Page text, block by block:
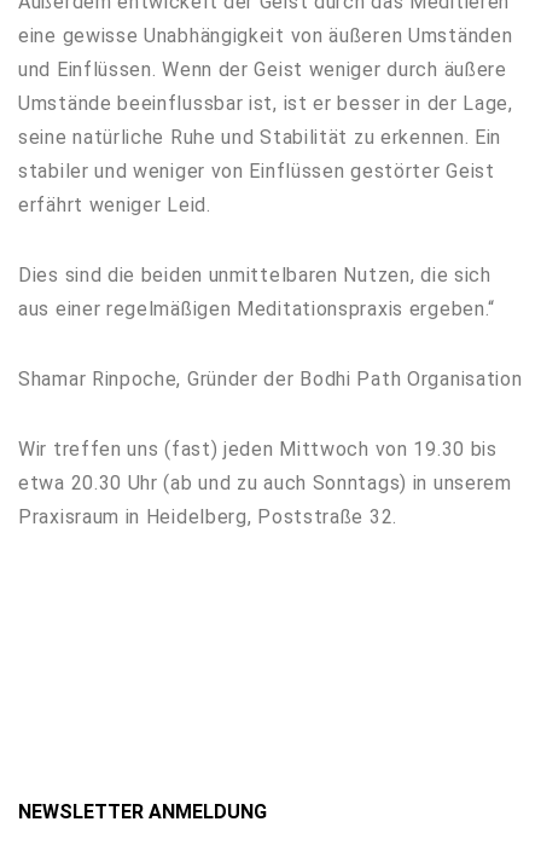
eine gewisse Unabhängigkeit von äußeren Umständen
und Einflüssen. Wenn der Geist weniger durch äußere
Umstände beeinflussbar ist, ist er besser in der Lage,
seine natürliche Ruhe und Stabilität zu erkennen. Ein
stabiler und weniger von Einflüssen gestörter Geist
erfährt weniger Leid.
Dies sind die beiden unmittelbaren Nutzen, die sich
aus einer regelmäßigen Meditationspraxis ergeben.“
Shamar Rinpoche, Gründer der Bodhi Path Organisation
Wir treffen uns (fast) jeden Mittwoch von 19.30 bis
etwa 20.30 Uhr (ab und zu auch Sonntags) in unserem
Praxisraum in Heidelberg, Poststraße 32.
NEWSLETTER ANMELDUNG